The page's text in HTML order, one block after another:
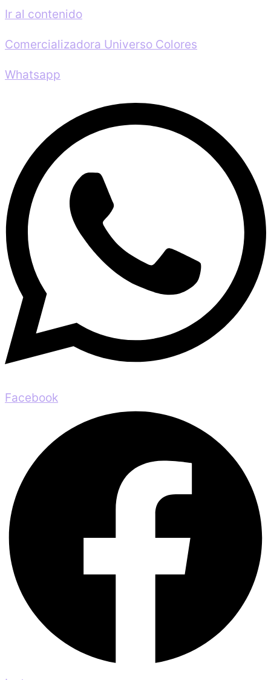
Ir al contenido
Comercializadora Universo Colores
Whatsapp
Facebook